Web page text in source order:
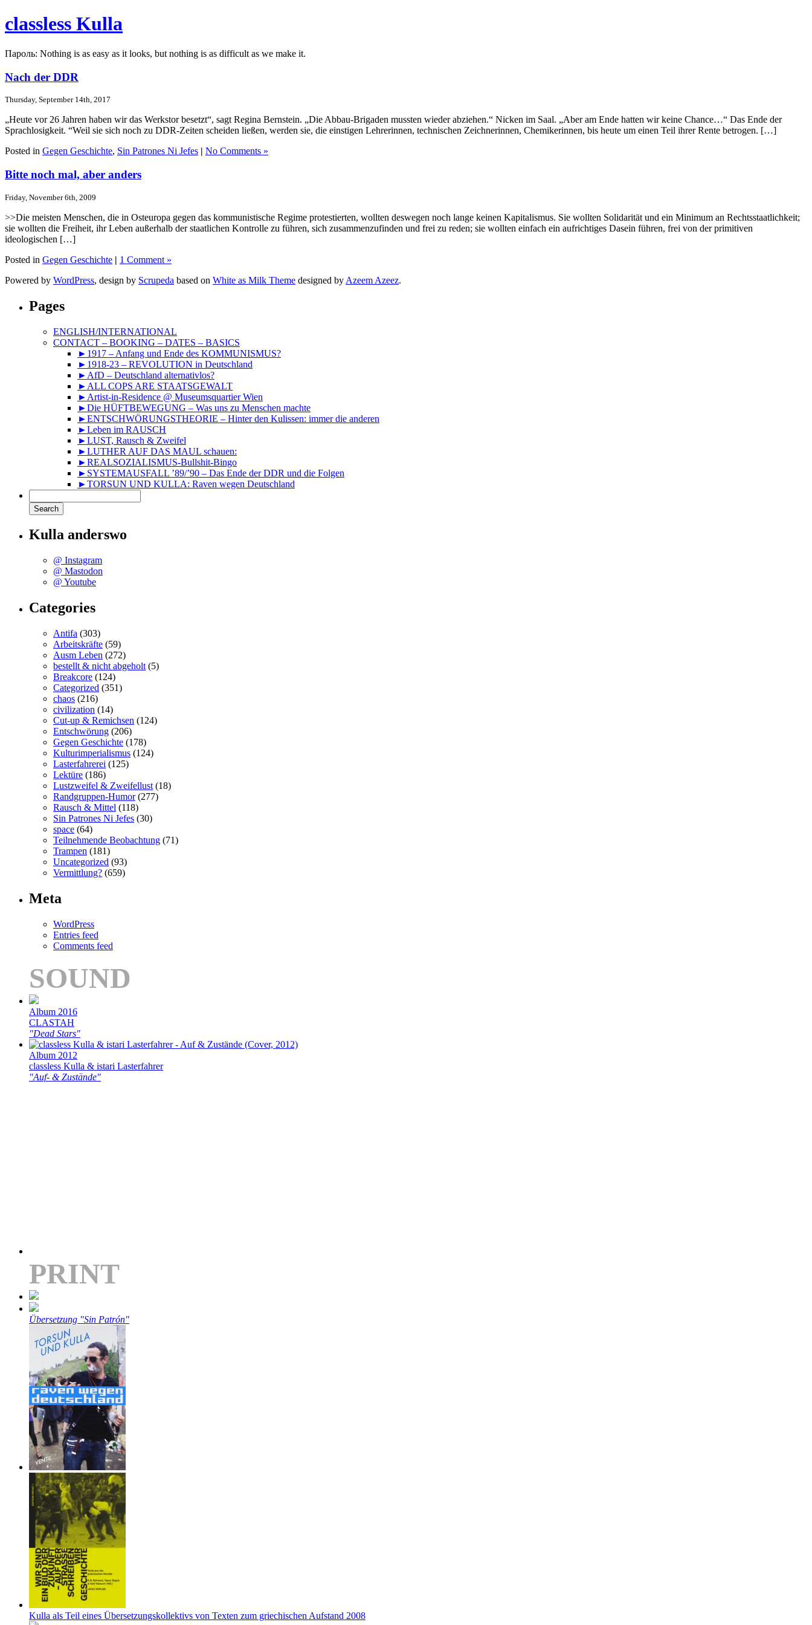
classless Kulla
Пароль: Nothing is as easy as it looks, but nothing is as difficult as we make it.
Nach der DDR
Thursday, September 14th, 2017
„Heute vor 26 Jahren haben wir das Werkstor besetzt“, sagt Regina Bernstein. „Die Abbau-Brigaden mussten wieder abziehen.“ Nicken im Saal. „Aber am Ende hatten wir keine Chance…“ Das Ende der
Sprachlosigkeit. “Weil sie sich noch zu DDR-Zeiten scheiden ließen, werden sie, die einstigen Lehrerinnen, technischen Zeichnerinnen, Chemikerinnen, bis heute um einen Teil ihrer Rente betrogen. […]
Posted in Gegen Geschichte, Sin Patrones Ni Jefes | No Comments »
Bitte noch mal, aber anders
Friday, November 6th, 2009
>>Die meisten Menschen, die in Osteuropa gegen das kommunistische Regime protestierten, wollten deswegen noch lange keinen Kapitalismus. Sie wollten Solidarität und ein Minimum an Rechtsstaatlichkeit;
sie wollten die Freiheit, ihr Leben außerhalb der staatlichen Kontrolle zu führen, sich zusammenzufinden und frei zu reden; sie wollten einfach ein aufrichtiges Dasein führen, frei von der primitiven
ideologischen […]
Posted in Gegen Geschichte | 1 Comment »
Powered by WordPress, design by Scrupeda based on White as Milk Theme designed by Azeem Azeez.
Pages
ENGLISH/INTERNATIONAL
CONTACT – BOOKING – DATES – BASICS
►1917 – Anfang und Ende des KOMMUNISMUS?
►1918-23 – REVOLUTION in Deutschland
►AfD – Deutschland alternativlos?
►ALL COPS ARE STAATSGEWALT
►Artist-in-Residence @ Museumsquartier Wien
►Die HÜFTBEWEGUNG – Was uns zu Menschen machte
►ENTSCHWÖRUNGSTHEORIE – Hinter den Kulissen: immer die anderen
►Leben im RAUSCH
►LUST, Rausch & Zweifel
►LUTHER AUF DAS MAUL schauen:
►REALSOZIALISMUS-Bullshit-Bingo
►SYSTEMAUSFALL ’89/’90 – Das Ende der DDR und die Folgen
►TORSUN UND KULLA: Raven wegen Deutschland
Kulla anderswo
@ Instagram
@ Mastodon
@ Youtube
Categories
Antifa (303)
Arbeitskräfte (59)
Ausm Leben (272)
bestellt & nicht abgeholt (5)
Breakcore (124)
Categorized (351)
chaos (216)
civilization (14)
Cut-up & Remichsen (124)
Entschwörung (206)
Gegen Geschichte (178)
Kulturimperialismus (124)
Lasterfahrerei (125)
Lektüre (186)
Lustzweifel & Zweifellust (18)
Randgruppen-Humor(277)
Rausch & Mittel (118)
Sin Patrones Ni Jefes (30)
space (64)
Teilnehmende Beobachtung (71)
Trampen (181)
Uncategorized (93)
Vermittlung? (659)
Meta
WordPress
Entries feed
Comments feed
SOUND
Album 2016
CLASTAH
"Dead Stars"
Album 2012
classless Kulla & istari Lasterfahrer
"Auf- & Zustände"
PRINT
Übersetzung "Sin Patrón"
Kulla als Teil eines Übersetzungskollektivs von Texten zum griechischen Aufstand 2008